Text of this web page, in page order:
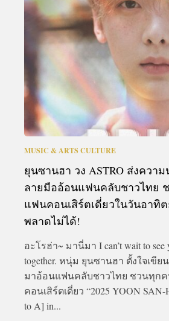
MUSIC & ARTS CULTURE
ยุนซานฮา วง ASTRO ส่งควา
ลายมืออ้อนแฟนคลับชาวไทย
แฟนคอนเสิร์ตเดี่ยวในวันอาทิ
พลาดไม่ได้!
อะโรฮ่า~ มานี่มา I can’t wait to see
together. หนุ่ม ยุนซานฮา ตั้งใจเขี
มาอ้อนแฟนคลับชาวไทย ชวนทุก
คอนเสิร์ตเดี่ยว “2025 YOON
to A] in...